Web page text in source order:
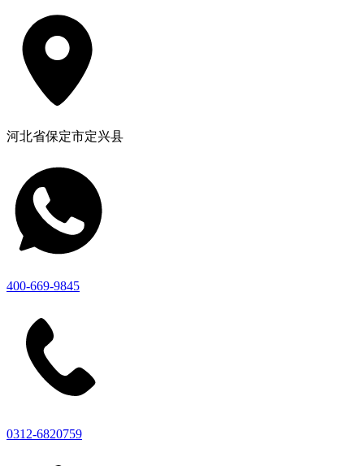
河北省保定市定兴县
400-669-9845
0312-6820759